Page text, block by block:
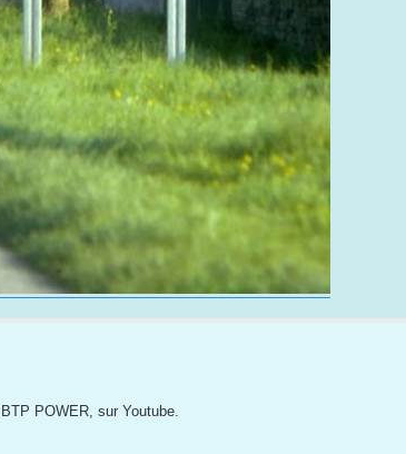
POWER, sur Youtube.